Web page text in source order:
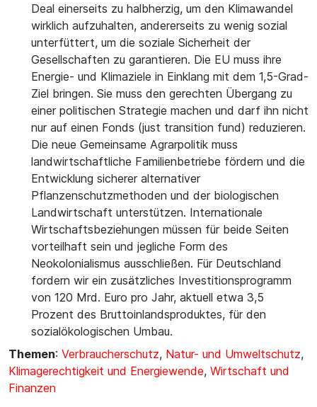
Deal einerseits zu halbherzig, um den Klimawandel
wirklich aufzuhalten, andererseits zu wenig sozial
unterfüttert, um die soziale Sicherheit der
Gesellschaften zu garantieren. Die EU muss ihre
Energie- und Klimaziele in Einklang mit dem 1,5-Grad-
Ziel bringen. Sie muss den gerechten Übergang zu
einer politischen Strategie machen und darf ihn nicht
nur auf einen Fonds (just transition fund) reduzieren.
Die neue Gemeinsame Agrarpolitik muss
landwirtschaftliche Familienbetriebe fördern und die
Entwicklung sicherer alternativer
Pflanzenschutzmethoden und der biologischen
Landwirtschaft unterstützen. Internationale
Wirtschaftsbeziehungen müssen für beide Seiten
vorteilhaft sein und jegliche Form des
Neokolonialismus ausschließen. Für Deutschland
fordern wir ein zusätzliches Investitionsprogramm
von 120 Mrd. Euro pro Jahr, aktuell etwa 3,5
Prozent des Bruttoinlandsproduktes, für den
sozialökologischen Umbau.
Themen: Verbraucherschutz, Natur- und Umweltschutz,
Klimagerechtigkeit und Energiewende, Wirtschaft und
Finanzen